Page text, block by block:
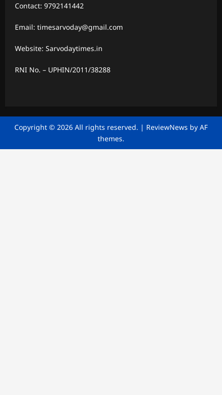
Contact: 9792141442
Email: timesarvoday@gmail.com
Website: Sarvodaytimes.in
RNI No. – UPHIN/2011/38288
Copyright © 2026 All rights reserved. | ReviewNews by AF
themes.